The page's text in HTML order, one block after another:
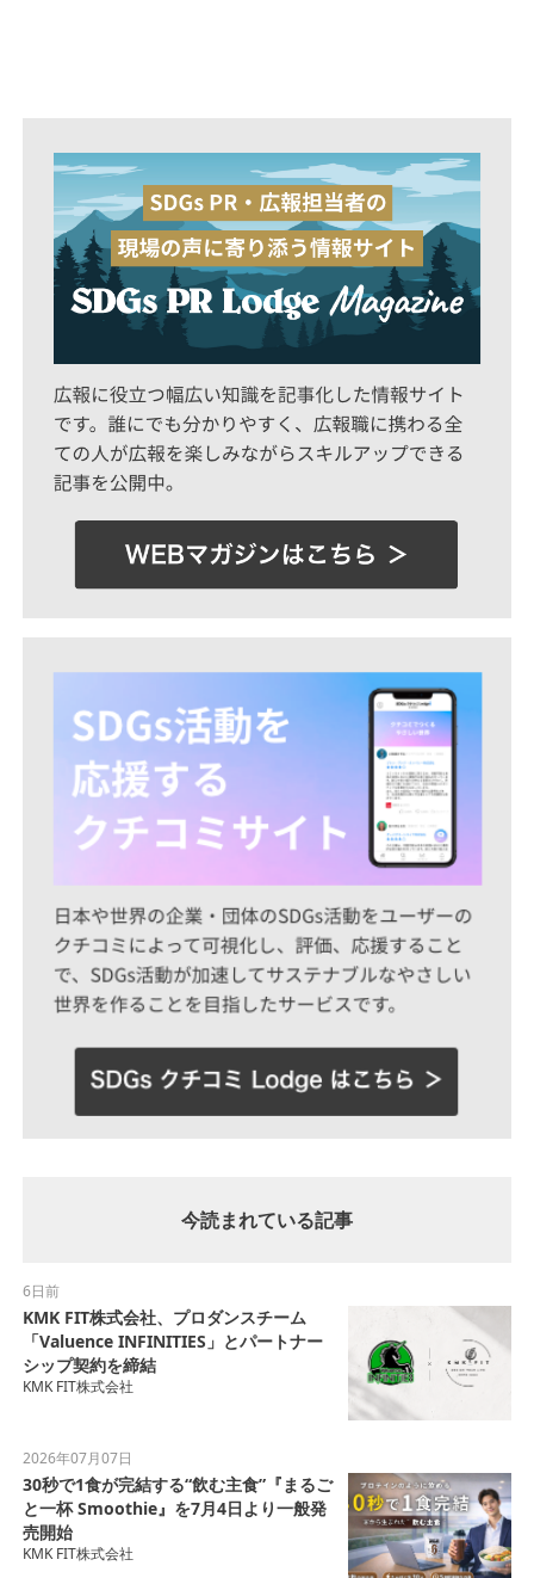
今読まれている記事
6日前
KMK FIT株式会社、プロダンスチーム
「Valuence INFINITIES」とパートナー
シップ契約を締結
KMK FIT株式会社
2026年07月07日
30秒で1食が完結する“飲む主食”『まるご
と一杯 Smoothie』を7月4日より一般発
売開始
KMK FIT株式会社